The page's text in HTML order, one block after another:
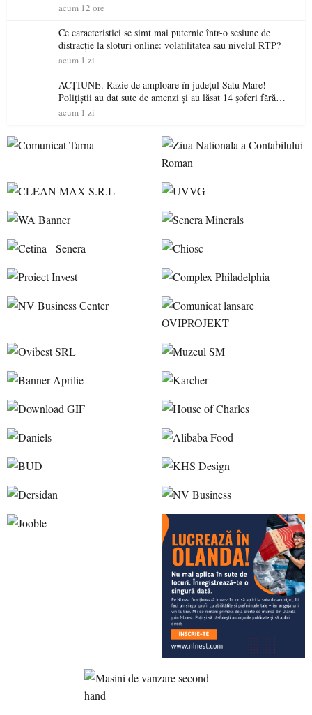
acum 12 ore
Ce caracteristici se simt mai puternic într-o sesiune de
distracție la sloturi online: volatilitatea sau nivelul RTP?
acum 1 zi
ACȚIUNE. Razie de amploare în județul Satu Mare!
Polițiștii au dat sute de amenzi și au lăsat 14 șoferi fără
permis într-o singură zi
acum 1 zi